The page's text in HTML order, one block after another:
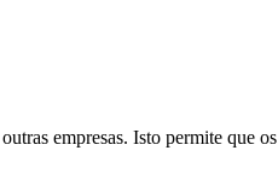
empresas. Isto permite que